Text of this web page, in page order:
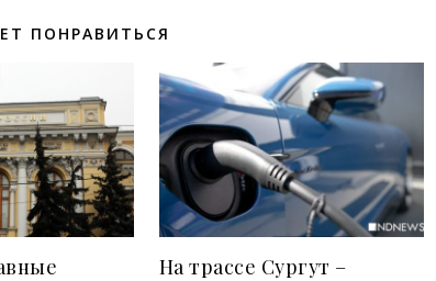
ПОНРАВИТЬСЯ
На трассе Сургут –